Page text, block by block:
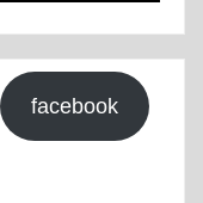
facebook